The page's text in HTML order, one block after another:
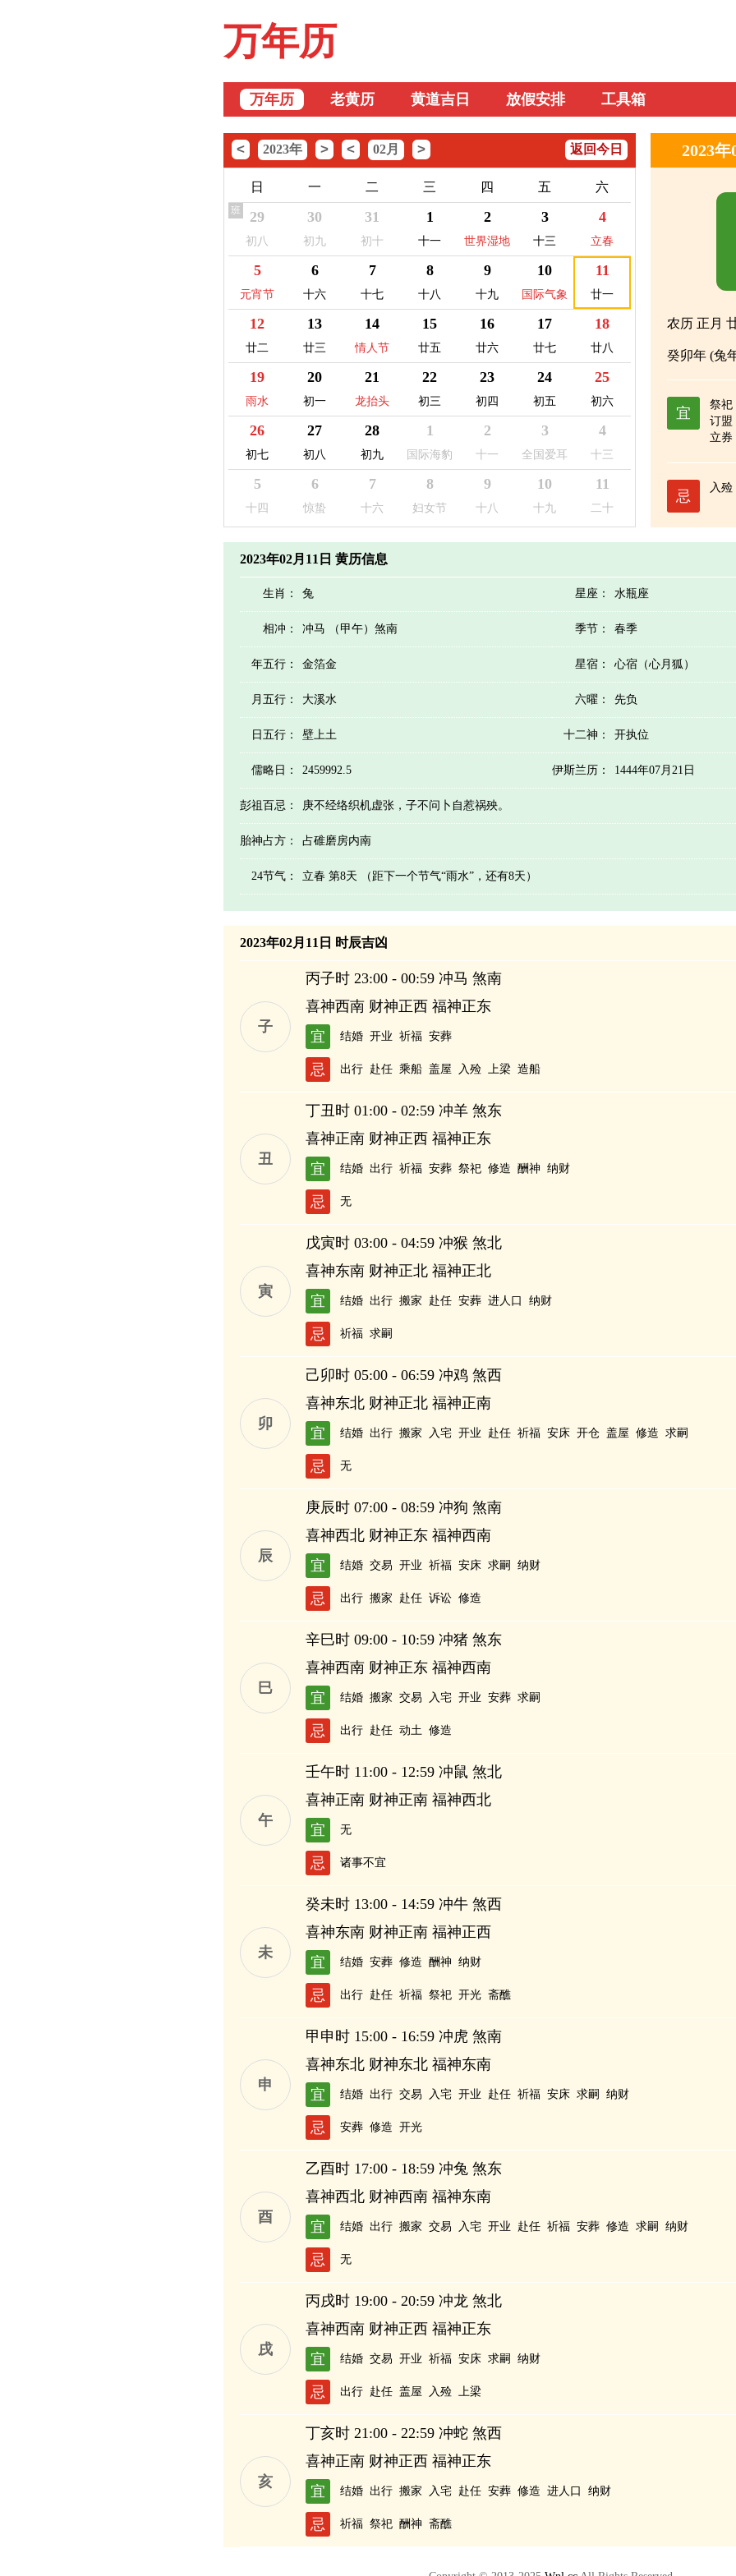
万年历
万年历 老黄历 黄道吉日 放假安排 工具箱
< 2023年 > < 02月 > 返回今日
日 一 二 三 四 五 六
29
初八
班 30
初九
31
初十
1
十一
2
世界湿地
日
3
十三
4
立春
5
元宵节
6
十六
7
十七
8
十八
9
十九
10
国际气象
节
11
廿一
12
廿二
13
廿三
14
情人节
15
廿五
16
廿六
17
廿七
18
廿八
19
雨水
20
初一
21
龙抬头
22
初三
23
初四
24
初五
25
初六
26
初七
27
初八
28
初九
1
国际海豹
日
2
十一
3
全国爱耳
日
4
十三
5
十四
6
惊蛰
7
十六
8
妇女节
9
十八
10
十九
11
二十
2023
农历 正月
癸卯年 (兔
宜
祭祀
订盟
立券
忌
入殓
2023年02月11日 黄历信息
生肖： 兔 星座： 水瓶座
相冲： 冲马 （甲午）煞南 季节： 春季
年五行： 金箔金 星宿： 心宿（心月狐）
月五行： 大溪水 六曜： 先负
日五行： 壁上土 十二神： 开执位
儒略日： 2459992.5 伊斯兰历： 1444年07月21日
彭祖百忌： 庚不经络织机虚张，子不问卜自惹祸殃。
胎神占方： 占碓磨房内南
24节气： 立春 第8天 （距下一个节气“雨水”，还有8天）
2023年02月11日 时辰吉凶
子
丙子时 23:00 - 00:59 冲马 煞南
喜神西南 财神正西 福神正东
宜
结婚 开业 祈福 安葬
忌 出行 赴任 乘船 盖屋 入殓 上梁 造船
丑
丁丑时 01:00 - 02:59 冲羊 煞东
喜神正南 财神正西 福神正东
宜
结婚 出行 祈福 安葬 祭祀 修造 酬神 纳财
忌 无
寅
戊寅时 03:00 - 04:59 冲猴 煞北
喜神东南 财神正北 福神正北
宜
结婚 出行 搬家 赴任 安葬 进人口 纳财
忌 祈福 求嗣
卯
己卯时 05:00 - 06:59 冲鸡 煞西
喜神东北 财神正北 福神正南
宜
结婚 出行 搬家 入宅 开业 赴任 祈福 安床 开仓 盖屋 修造 求嗣
忌 无
辰
庚辰时 07:00 - 08:59 冲狗 煞南
喜神西北 财神正东 福神西南
宜
结婚 交易 开业 祈福 安床 求嗣 纳财
忌 出行 搬家 赴任 诉讼 修造
巳
辛巳时 09:00 - 10:59 冲猪 煞东
喜神西南 财神正东 福神西南
宜
结婚 搬家 交易 入宅 开业 安葬 求嗣
忌 出行 赴任 动土 修造
午
壬午时 11:00 - 12:59 冲鼠 煞北
喜神正南 财神正南 福神西北
宜
无
忌 诸事不宜
未
癸未时 13:00 - 14:59 冲牛 煞西
喜神东南 财神正南 福神正西
宜
结婚 安葬 修造 酬神 纳财
忌 出行 赴任 祈福 祭祀 开光 斋醮
申
甲申时 15:00 - 16:59 冲虎 煞南
喜神东北 财神东北 福神东南
宜
结婚 出行 交易 入宅 开业 赴任 祈福 安床 求嗣 纳财
忌 安葬 修造 开光
酉
乙酉时 17:00 - 18:59 冲兔 煞东
喜神西北 财神西南 福神东南
宜
结婚 出行 搬家 交易 入宅 开业 赴任 祈福 安葬 修造 求嗣 纳财
忌 无
戌
丙戌时 19:00 - 20:59 冲龙 煞北
喜神西南 财神正西 福神正东
宜
结婚 交易 开业 祈福 安床 求嗣 纳财
忌 出行 赴任 盖屋 入殓 上梁
亥
丁亥时 21:00 - 22:59 冲蛇 煞西
喜神正南 财神正西 福神正东
宜
结婚 出行 搬家 入宅 赴任 安葬 修造 进人口 纳财
忌 祈福 祭祀 酬神 斋醮